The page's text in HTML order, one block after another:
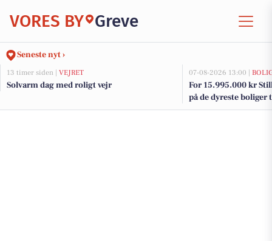
VORES BY Greve
Seneste nyt ›
13 timer siden | VEJRET
Solvarm dag med roligt vejr
07-08-2026 13:00 |
For 15.995.000 kr
på de dyreste boliger